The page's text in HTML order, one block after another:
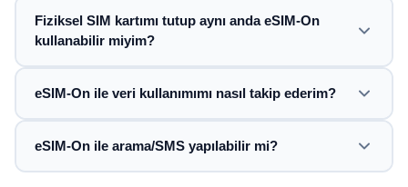
Fiziksel SIM kartımı tutup aynı anda eSIM-On
kullanabilir miyim?
eSIM-On ile veri kullanımımı nasıl takip ederim?
eSIM-On ile arama/SMS yapılabilir mi?